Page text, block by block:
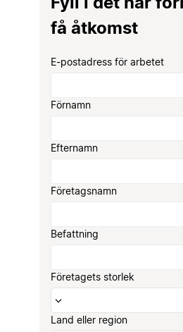
få åtkomst
E-postadress för arbetet
Förnamn
Efternamn
Företagsnamn
Befattning
Företagets storlek
Land eller region